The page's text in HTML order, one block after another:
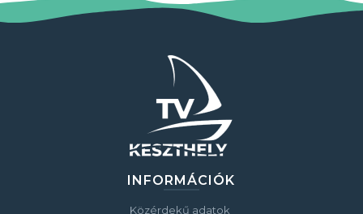
INFORMÁCIÓK
Közérdekű adatok